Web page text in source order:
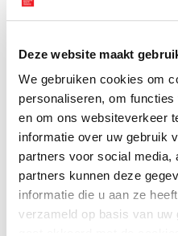
Deze website maakt
We gebruiken cookies om
personaliseren, om
en om ons websiteverkeer
informatie over uw gebruik
partners voor social media,
partners kunnen deze
informatie die u aan ze
verzameld op basis van
Vereiste velden zijn
gepubliceerd.
Naam*
E-mail*
Vink dit aan als u op de